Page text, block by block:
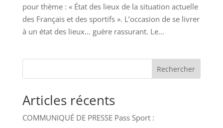
pour thème : « État des lieux de la situation actuelle
des Français et des sportifs ». L’occasion de se livrer
à un état des lieux… guère rassurant. Le...
Rechercher
Articles récents
COMMUNIQUÉ DE PRESSE Pass Sport :